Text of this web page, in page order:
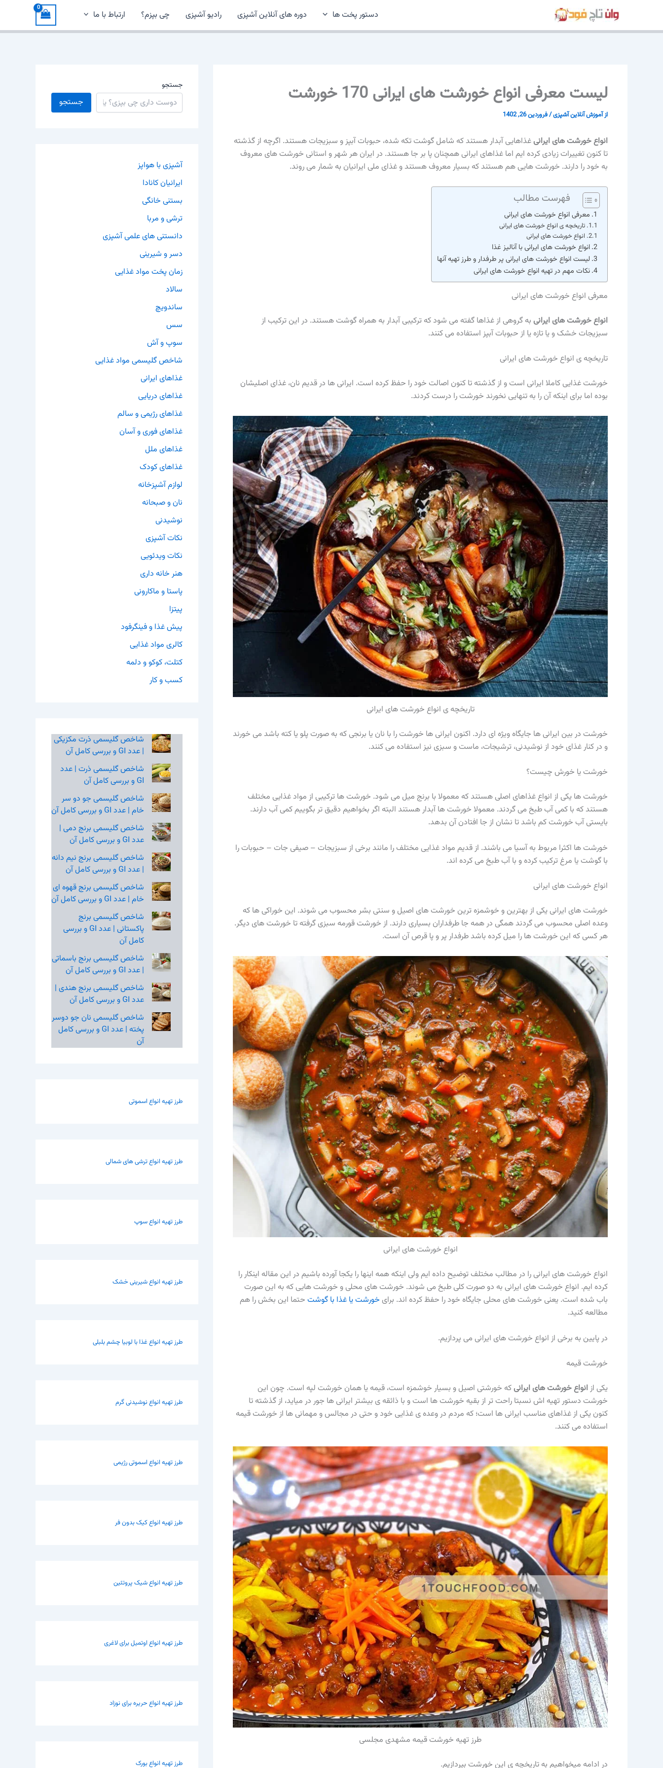
محتوا
دستور پخت ها دوره های آنلاین آشپزی رادیو آشپزی چی بپزم؟ ارتباط با ما
لیست معرفی انواع خورشت های ایرانی 170 خورشت
ازآموزش آنلاین آشپزی/فروردین 26, 1402
انواع خورشت های ایرانی غذاهایی آبدار هستند که شامل گوشت تکه شده، حبوبات آبپز و سبزیجات هستند. اگرچه از گذشته
تا کنون تغییرات زیادی کرده ایم اما غذاهای ایرانی همچنان پا بر جا هستند. در ایران هر شهر و استانی خورشت های معروف
به خود را دارند. خورشت هایی هم هستند که بسیار معروف هستند و غذای ملی ایرانیان به شمار می روند.
فهرست مطالب
معرفی انواع خورشت های ایرانی
تاریخچه ی انواع خورشت های ایرانی
انواع خورشت های ایرانی
انواع خورشت های ایرانی با آنالیز غذا
لیست انواع خورشت های ایرانی پر طرفدار و طرز تهیه آنها
نکات مهم در تهیه انواع خورشت های ایرانی
معرفی انواع خورشت های ایرانی
انواع خورشت های ایرانی به گروهی از غذاها گفته می شود که ترکیبی آبدار به همراه گوشت هستند. در این ترکیب از
سبزیجات خشک و یا تازه یا از حبوبات آبپز استفاده می کنند.
تاریخچه ی انواع خورشت های ایرانی
خورشت غذایی کاملا ایرانی است و از گذشته تا کنون اصالت خود را حفظ کرده است. ایرانی ها در قدیم نان، غذای اصلیشان
بوده اما برای اینکه آن را به تنهایی نخورند خورشت را درست کردند.
تاریخچه ی انواع خورشت های ایرانی
خورشت در بین ایرانی ها جایگاه ویژه ای دارد. اکنون ایرانی ها خورشت را با نان یا برنجی که به صورت پلو یا کته باشد می خورند
و در کنار غذای خود از نوشیدنی، ترشیجات، ماست و سبزی نیز استفاده می کنند.
خورشت یا خورش چیست؟
خورشت ها یکی از انواع غذاهای اصلی هستند که معمولا با برنج میل می شود. خورشت ها ترکیبی از مواد غذایی مختلف
هستند که با کمی آب طبخ می گردند. معمولا خورشت ها آبدار هستند البته اگر بخواهیم دقیق تر بگوییم کمی آب دارند.
بایستی آب خورشت کم باشد تا نشان از جا افتادن آن بدهد.
خورشت ها اکثرا مربوط به آسیا می باشند. از قدیم مواد غذایی مختلف را مانند برخی از سبزیجات – صیفی جات – حبوبات را
با گوشت یا مرغ ترکیب کرده و با آب طبخ می کرده اند.
انواع خورشت های ایرانی
خورشت های ایرانی یکی از بهترین و خوشمزه ترین خورشت های اصیل و سنتی بشر محسوب می شوند. این خوراکی ها که
وعده اصلی محسوب می گردند همگی در همه جا طرفداران بسیاری دارند. از خورشت قورمه سبزی گرفته تا خورشت های دیگر.
هر کسی که این خورشت ها را میل کرده باشد طرفدار پر و پا قرص آن است.
انواع خورشت های ایرانی
انواع خورشت های ایرانی را در مطالب مختلف توضیح داده ایم ولی اینکه همه اینها را یکجا آورده باشیم در این مقاله اینکار را
کرده ایم. انواع خورشت های ایرانی به دو صورت کلی طبخ می شوند. خورشت های محلی و خورشت هایی که به این صورت
باب شده است. یعنی خورشت های محلی جایگاه خود را حفظ کرده اند. برای خورشت یا غذا با گوشت حتما این بخش را هم
مطالعه کنید.
در پایین به برخی از انواع خورشت های ایرانی می پردازیم.
خورشت قیمه
یکی از انواع خورشت های ایرانی که خورشتی اصیل و بسیار خوشمزه است، قیمه یا همان خورشت لپه است. چون این
خورشت دستور تهیه اش نسبتا راحت تر از بقیه خورشت ها است و با ذائقه ی بیشتر ایرانی ها جور در میاید، از گذشته تا
کنون یکی از غذاهای مناسب ایرانی ها است؛ که مردم در وعده ی غذایی خود و حتی در مجالس و مهمانی ها از خورشت قیمه
استفاده می کنند.
طرز تهیه خورشت قیمه مشهدی مجلسی
در ادامه میخواهیم به تاریخچه ی این خورشت بپردازیم.
جستجو
جستجو
آشپزی با هواپز
ایرانیان کانادا
بستنی خانگی
ترشی و مربا
دانستنی های علمی آشپزی
دسر و شیرینی
زمان پخت مواد غذایی
سالاد
ساندویچ
سس
سوپ و آش
شاخص گلیسمی مواد غذایی
غذاهای ایرانی
غذاهای دریایی
غذاهای رژیمی و سالم
غذاهای فوری و آسان
غذاهای ملل
غذاهای کودک
لوازم آشپزخانه
نان و صبحانه
نوشیدنی
نکات آشپزی
نکات ویدئویی
هنر خانه داری
پاستا و ماکارونی
پیتزا
پیش غذا و فینگرفود
کالری مواد غذایی
کتلت، کوکو و دلمه
کسب و کار
شاخص گلیسمی ذرت مکزیکی
| عدد GI و بررسی کامل آن
شاخص گلیسمی ذرت | عدد
GI و بررسی کامل آن
شاخص گلیسمی جو دو سر
خام | عدد GI و بررسی کامل آن
شاخص گلیسمی برنج دمی |
عدد GI و بررسی کامل آن
شاخص گلیسمی برنج نیم‌ دانه
| عدد GI و بررسی کامل آن
شاخص گلیسمی برنج قهوه‌ ای
خام | عدد GI و بررسی کامل آن
شاخص گلیسمی برنج
پاکستانی | عدد GI و بررسی
کامل آن
شاخص گلیسمی برنج باسماتی
| عدد GI و بررسی کامل آن
شاخص گلیسمی برنج هندی |
عدد GI و بررسی کامل آن
شاخص گلیسمی نان جو دوسر
پخته | عدد GI و بررسی کامل
آن
طرز تهیه انواع اسموتی
طرز تهیه انواع ترشی های شمالی
طرز تهیه انواع سوپ
طرز تهیه انواع شیرینی خشک
طرز تهیه انواع غذا با لوبیا چشم بلبلی
طرز تهیه انواع نوشیدنی گرم
طرز تهیه انواع اسموتی رژیمی
طرز تهیه انواع کیک بدون فر
طرز تهیه انواع شیک پروتئین
طرز تهیه انواع اوتمیل برای لاغری
طرز تهیه انواع حریره برای نوزاد
طرز تهیه انواع بورک